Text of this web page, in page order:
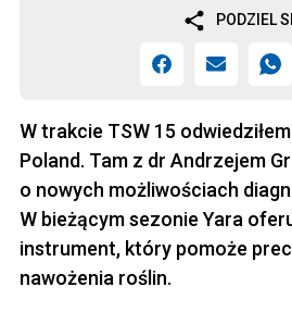
PODZIEL
W trakcie TSW 15
Poland. Tam z dr Andrzejem
o nowych możliwościach
W bieżącym sezonie Yara
instrument, który pomoże
nawożenia roślin.